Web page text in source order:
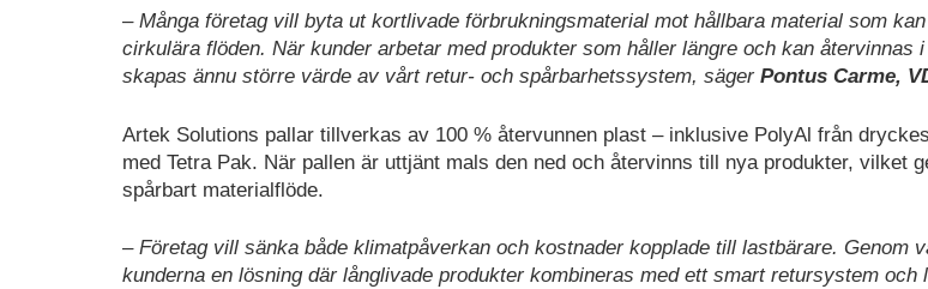
– Många företag vill byta ut kortlivade förbrukningsmaterial mot hållbara material som
cirkulära flöden. När kunder arbetar med produkter som håller längre och kan återvinnas
skapas ännu större värde av vårt retur- och spårbarhetssystem, sägerPontus Carme,
Artek Solutions pallar tillverkas av 100 % återvunnen plast – inklusive PolyAl från
med Tetra Pak. När pallen är uttjänt mals den ned och återvinns till nya produkter, vilket
spårbart materialflöde.
– Företag vill sänka både klimatpåverkan och kostnader kopplade till lastbärare. Genom
kunderna en lösning där långlivade produkter kombineras med ett smart retursystem och